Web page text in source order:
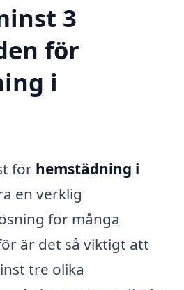
3
för
i
för hemstädning i
en verklig
för många
är det så viktigt att
tre olika